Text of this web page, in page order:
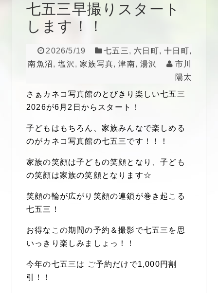
七五三早撮りスタート
します！！
2026/5/19 七五三, 六日町,十日町,
南魚沼,塩沢 ,家族写真,津南,湯沢
市川
陽太
さぁカネコ写真館のとびきり楽しい七五三
2026が6月2日からスタート！
子どもはもちろん、家族みんなで楽しめる
のがカネコ写真館の七五三です！！！
家族の笑顔は子どもの笑顔となり、子ども
の笑顔は家族の笑顔となります☆
笑顔の輪が広がり笑顔の連鎖が巻き起こる
七五三！
お得なこの期間の予約＆撮影で七五三を思
いっきり楽しみましょっ！！
今年の七五三は ご予約だけで1,000円割
引！！